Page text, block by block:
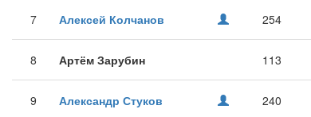
7 Алексей Колчанов 254
8 Артём Зарубин 113
9 Александр Стуков 240